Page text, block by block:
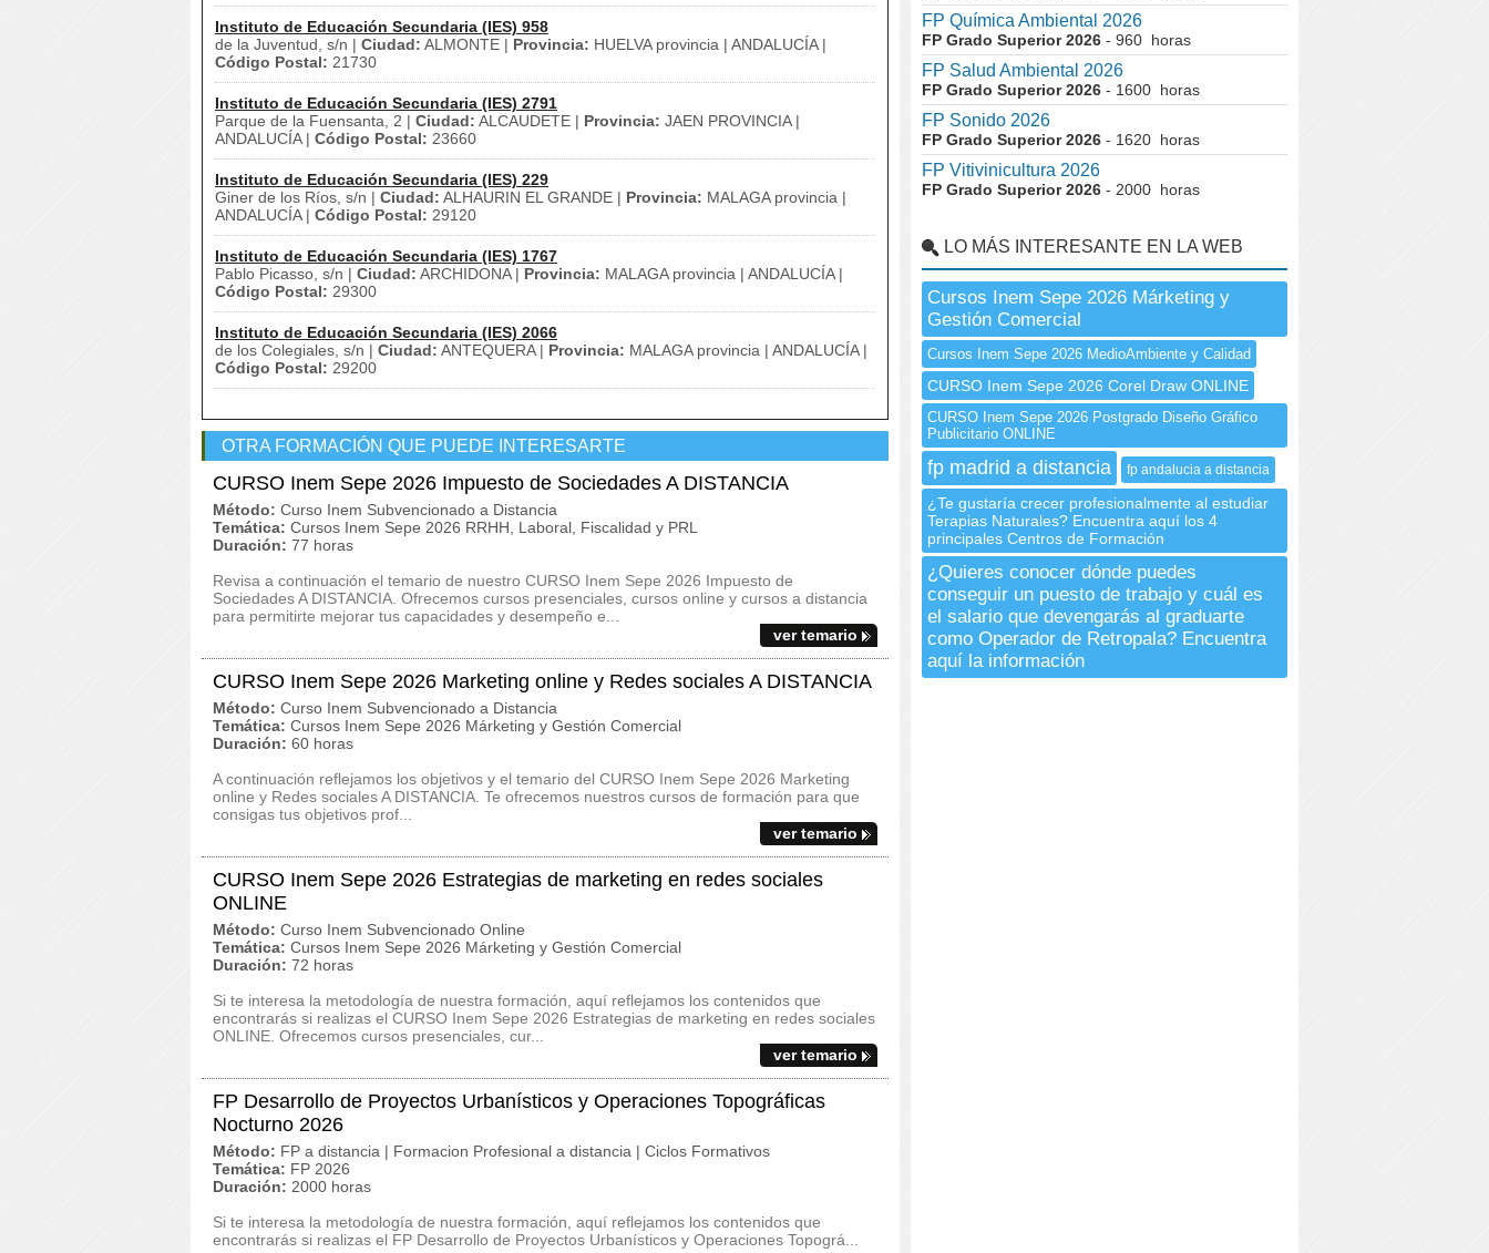
Instituto de Educación Secundaria (IES) 958
de la Juventud, s/n | Ciudad: ALMONTE | Provincia: HUELVA provincia | ANDALUCÍA |
Código Postal: 21730
Instituto de Educación Secundaria (IES) 2791
Parque de la Fuensanta, 2 | Ciudad: ALCAUDETE | Provincia: JAEN PROVINCIA |
ANDALUCÍA | Código Postal: 23660
Instituto de Educación Secundaria (IES) 229
Giner de los Ríos, s/n | Ciudad: ALHAURIN EL GRANDE | Provincia: MALAGA provincia |
ANDALUCÍA | Código Postal: 29120
Instituto de Educación Secundaria (IES) 1767
Pablo Picasso, s/n | Ciudad: ARCHIDONA | Provincia: MALAGA provincia | ANDALUCÍA |
Código Postal: 29300
Instituto de Educación Secundaria (IES) 2066
de los Colegiales, s/n | Ciudad: ANTEQUERA | Provincia: MALAGA provincia | ANDALUCÍA |
Código Postal: 29200
OTRA FORMACIÓN QUE PUEDE INTERESARTE
CURSO Inem Sepe 2026 Impuesto de Sociedades A DISTANCIA
Método: Curso Inem Subvencionado a Distancia
Temática: Cursos Inem Sepe 2026 RRHH, Laboral, Fiscalidad y PRL
Duración: 77 horas
Revisa a continuación el temario de nuestro CURSO Inem Sepe 2026 Impuesto de
Sociedades A DISTANCIA. Ofrecemos cursos presenciales, cursos online y cursos a distancia
para permitirte mejorar tus capacidades y desempeño e...
ver temario
CURSO Inem Sepe 2026 Marketing online y Redes sociales A DISTANCIA
Método: Curso Inem Subvencionado a Distancia
Temática: Cursos Inem Sepe 2026 Márketing y Gestión Comercial
Duración: 60 horas
A continuación reflejamos los objetivos y el temario del CURSO Inem Sepe 2026 Marketing
online y Redes sociales A DISTANCIA. Te ofrecemos nuestros cursos de formación para que
consigas tus objetivos prof...
ver temario
CURSO Inem Sepe 2026 Estrategias de marketing en redes sociales
ONLINE
Método: Curso Inem Subvencionado Online
Temática: Cursos Inem Sepe 2026 Márketing y Gestión Comercial
Duración: 72 horas
Si te interesa la metodología de nuestra formación, aquí reflejamos los contenidos que
encontrarás si realizas el CURSO Inem Sepe 2026 Estrategias de marketing en redes sociales
ONLINE. Ofrecemos cursos presenciales, cur...
ver temario
FP Desarrollo de Proyectos Urbanísticos y Operaciones Topográficas
Nocturno 2026
Método: FP a distancia | Formacion Profesional a distancia | Ciclos Formativos
Temática: FP 2026
Duración: 2000 horas
Si te interesa la metodología de nuestra formación, aquí reflejamos los contenidos que
encontrarás si realizas el FP Desarrollo de Proyectos Urbanísticos y Operaciones Topográ...
FP Química Ambiental 2026
FP Grado Superior 2026 - 960 horas
FP Salud Ambiental 2026
FP Grado Superior 2026 - 1600 horas
FP Sonido 2026
FP Grado Superior 2026 - 1620 horas
FP Vitivinicultura 2026
FP Grado Superior 2026 - 2000 horas
LO MÁS INTERESANTE EN LA WEB
Cursos Inem Sepe 2026 Márketing y
Gestión Comercial
Cursos Inem Sepe 2026 MedioAmbiente y Calidad
CURSO Inem Sepe 2026 Corel Draw ONLINE
CURSO Inem Sepe 2026 Postgrado Diseño Gráfico
Publicitario ONLINE
fp madrid a distancia fp andalucia a distancia
¿Te gustaría crecer profesionalmente al estudiar
Terapias Naturales? Encuentra aquí los 4
principales Centros de Formación
¿Quieres conocer dónde puedes
conseguir un puesto de trabajo y cuál es
el salario que devengarás al graduarte
como Operador de Retropala? Encuentra
aquí la información